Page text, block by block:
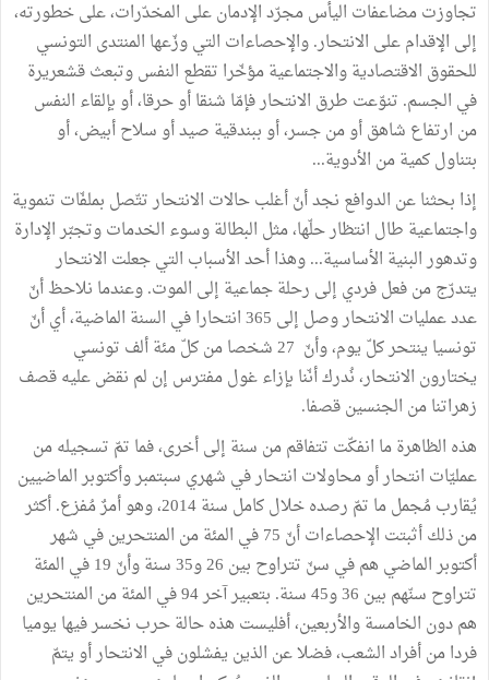
تجاوزتمضاعفات اليأسمجرّدالإدمانعلى المخدّرات،علىخطورته،
إلى الإقدامعلى الانتحار.والإحصاءات التيوزّعها المنتدى التونسي
للحقوق الاقتصاديةوالاجتماعيةمؤخّرا تقطع النفسوتبعثقشعريرة
في الجسم. تنوّعت طرق الانتحارفإمّا شنقاأوحرقا،أوبإلقاء النفس
من ارتفاع شاهقأومنجسر،أوببندقية صيدأوسلاحأبيض،أو
بتناولكميةمن الأدوية...
إذا بحثناعن الدوافع نجدأنّأغلبحالات الانتحارتتّصل بملفّات تنموية
واجتماعية طال انتظارحلّها،مثل البطالةوسوء الخدماتوتجبّرالإدارة
وتدهورالبنية الأساسية...وهذاأحدالأسباب التيجعلت الانتحار
يتدرّجمنفعلفردي إلى رحلةجماعية إلى الموت.وعندما نلاحظأنّ
عددعمليات الانتحاروصل إلى 365انتحارافي السنة الماضية،أيأنّ
تونسيا ينتحركلّ يوم،وأنّ 27شخصامنكلّمئةألف تونسي
يختارون الانتحار،نُدركأنّنا بإزاءغولمفترس إن لم نقضعليهقصف
زهراتنامن الجنسينقصفا.
هذه الظاهرةما انفكّت تتفاقممن سنة إلىأخرى،فما تمّ تسجيلهمن
عمليّات انتحارأومحاولات انتحارفي شهري سبتمبروأكتوبرالماضيين
يُقاربمُجملما تمّ رصدهخلالكامل سنة2014، وهوأمرٌمُفزع.أكثر
منذلكأثبتت الإحصاءاتأنّ 75في المئةمن المنتحرينفي شهر
أكتوبرالماضي همفي سنّ تتراوح بين 26و35 سنةوأنّ 19في المئة
تتراوح سنّهم بين 36و45 سنة. بتعبيرآخر94في المئةمن المنتحرين
همدون الخامسةوالأربعين،أفليست هذهحالةحرب نخسرفيها يوميا
فردامنأفرادالشعب،فضلاعن الذين يفشلونفي الانتحارأويتمّ